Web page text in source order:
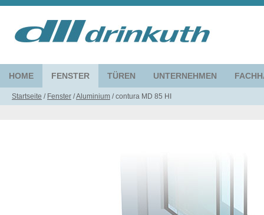
HOME FENSTER TÜREN UNTERNEHMEN
Startseite / Fenster /Aluminium /contura MD 85 HI